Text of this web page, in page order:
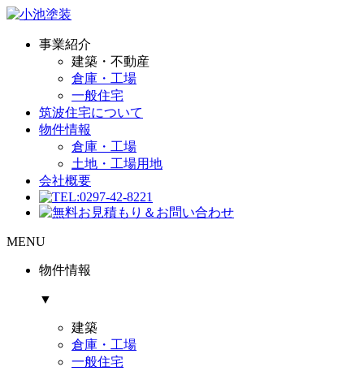
事業紹介
建築・不動産
倉庫・工場
一般住宅
筑波住宅について
物件情報
倉庫・工場
土地・工場用地
会社概要
MENU
物件情報
▼
建築
倉庫・工場
一般住宅